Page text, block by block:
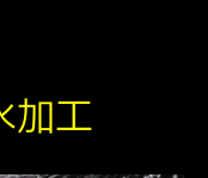
加工